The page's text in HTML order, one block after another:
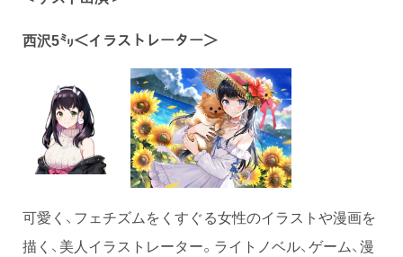
西沢5㍉＜イラストレーター＞
可愛く、フェチズムをくすぐる女性のイラストや漫画を
描く、美人イラストレーター。ライトノベル、ゲーム、漫